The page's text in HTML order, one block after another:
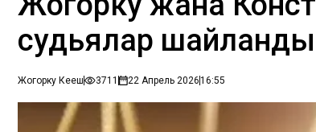
судьялар шайланды
Жогорку Кеңеш 3711 22 Апрель 202616:55